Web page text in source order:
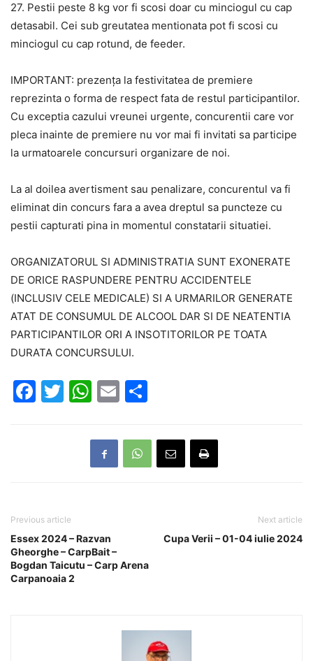
27. Pestii peste 8 kg vor fi scosi doar cu minciogul cu cap
detasabil. Cei sub greutatea mentionata pot fi scosi cu
minciogul cu cap rotund, de feeder.
IMPORTANT: prezența la festivitatea de premiere
reprezinta o forma de respect fata de restul participantilor.
Cu exceptia cazului vreunei urgente, concurentii care vor
pleca inainte de premiere nu vor mai fi invitati sa participe
la urmatoarele concursuri organizare de noi.
La al doilea avertisment sau penalizare, concurentul va fi
eliminat din concurs fara a avea dreptul sa puncteze cu
pestii capturati pina in momentul constatarii situatiei.
ORGANIZATORUL SI ADMINISTRATIA SUNT EXONERATE
DE ORICE RASPUNDERE PENTRU ACCIDENTELE
(INCLUSIV CELE MEDICALE) SI A URMARILOR GENERATE
ATAT DE CONSUMUL DE ALCOOL DAR SI DE NEATENTIA
PARTICIPANTILOR ORI A INSOTITORILOR PE TOATA
DURATA CONCURSULUI.
Facebook
Twitter
WhatsApp
Email
Previous article
Essex 2024 – Razvan
Gheorghe – CarpBait –
Bogdan Taicutu – Carp Arena
Carpanoaia 2
Next article
Cupa Verii – 01-04 iulie 2024